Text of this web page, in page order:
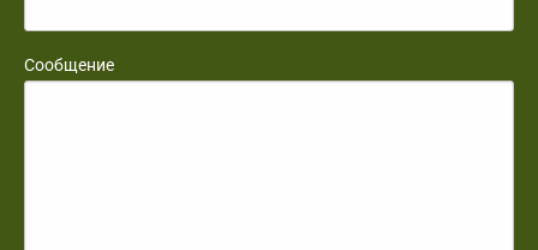
Сообщение